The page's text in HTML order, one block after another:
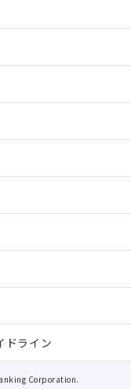
ドライン
Corporation.